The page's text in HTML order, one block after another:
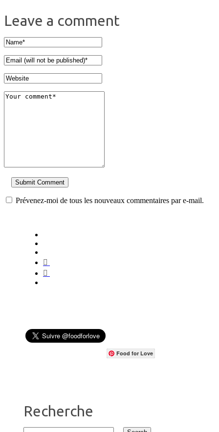
Leave a comment
Prévenez-moi de tous les nouveaux commentaires par e-mail.
Food for Love
Recherche